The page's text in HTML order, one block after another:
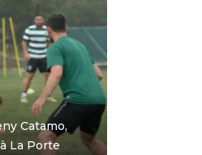
Catamo,
La Porte